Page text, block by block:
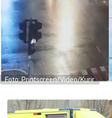
Foto: Printscreen/Video/Kurir